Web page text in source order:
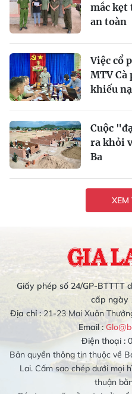
mắc kẹt
an toàn
Việc cổ
MTV Cà
khiếu
Cuộc
ra khỏi
Ba
XEM
Giấy phép số 24/GP-BTTTT
cấp ngày
Địa chỉ :21-23 Mai Xuân
Email :
Điện thoại :
Bản quyền thông tin thuộc về
Lai. Cấm sao chép dưới mọi
thuận